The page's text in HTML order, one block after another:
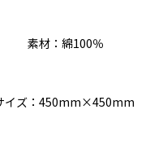
素材：綿100％
イズ：450mm×450mm